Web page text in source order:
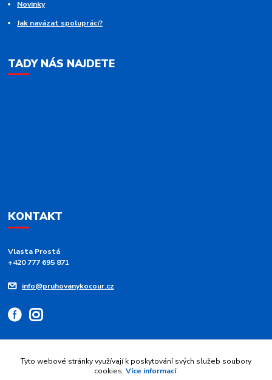
Novinky
Jak navázat spolupráci?
TADY NÁS NAJDETE
KONTAKT
Vlasta Prostá
+420 777 695 871
info@pruhovanykocour.cz
Upravit sběr cookies.
Tyto webové stránky využívají k poskytování svých služeb soubory
cookies. Více informací.